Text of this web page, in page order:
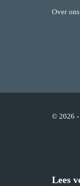
Over ons
© 2026 -
Lees